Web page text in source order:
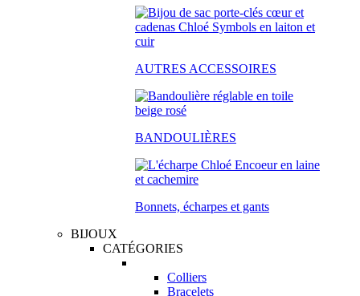
AUTRES ACCESSOIRES
BANDOULIÈRES
Bonnets, écharpes et gants
BIJOUX
CATÉGORIES
Colliers
Bracelets